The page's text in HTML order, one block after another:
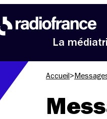
La
Accueil >